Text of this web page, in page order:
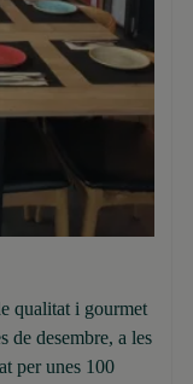
qualitat i gourmet
de desembre, a les
per unes 100